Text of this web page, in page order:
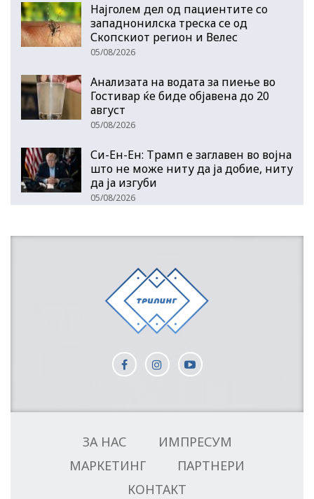
Најголем дел од пациентите сo
западнонилска треска се од
Скопскиот регион и Велес
05/08/2026
Анализата на водата за пиење во
Гостивар ќе биде објавена до 20
август
05/08/2026
Си-Ен-Ен: Трамп е заглавен во војна
што не може ниту да ја добие, ниту
да ја изгуби
05/08/2026
ЗА НАС
ИМПРЕСУМ
МАРКЕТИНГ
ПАРТНЕРИ
КОНТАКТ